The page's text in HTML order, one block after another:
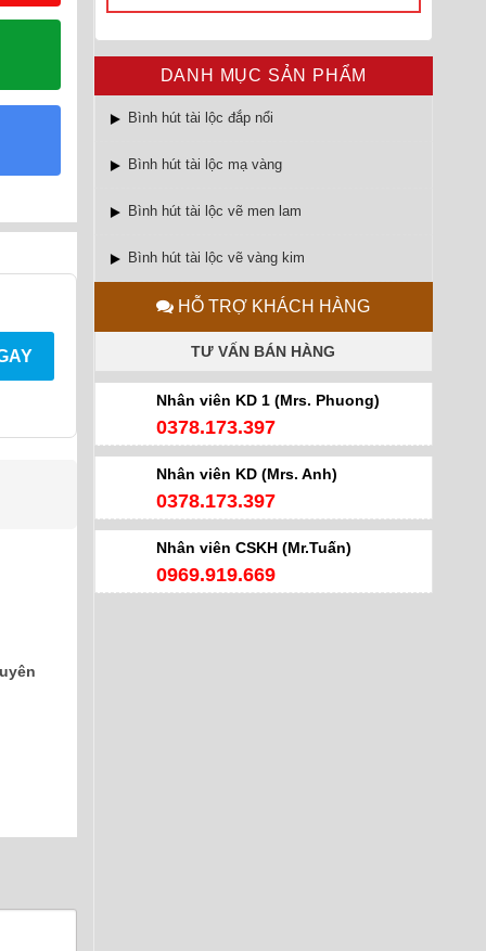
DANH MỤC SẢN PHẨM
Bình hút tài lộc đắp nổi
Bình hút tài lộc mạ vàng
Bình hút tài lộc vẽ men lam
Bình hút tài lộc vẽ vàng kim
HỖ TRỢ KHÁCH HÀNG
TƯ VẤN BÁN HÀNG
Nhân viên KD 1 (Mrs. Phuong)
0378.173.397
Nhân viên KD (Mrs. Anh)
0378.173.397
Nhân viên CSKH (Mr.Tuấn)
0969.919.669